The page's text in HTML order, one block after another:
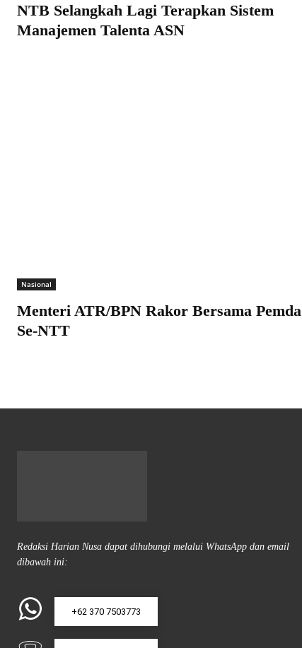
NTB Selangkah Lagi Terapkan Sistem
Manajemen Talenta ASN
Nasional
Menteri ATR/BPN Rakor Bersama Pemda
Se-NTT
Redaksi Harian Nusa dapat dihubungi melalui WhatsApp dan email
dibawah ini:
+62 370 7503773